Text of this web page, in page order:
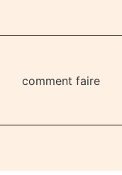
comment faire